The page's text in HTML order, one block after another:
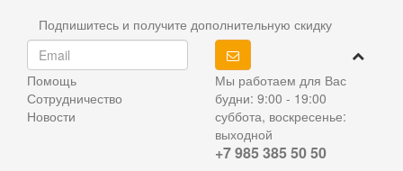
Подпишитесь и получите дополнительную скидку
Помощь
Сотрудничество
Новости
Мы работаем для Вас
будни: 9:00 - 19:00
суббота, воскресенье:
выходной
+7 985 385 50 50